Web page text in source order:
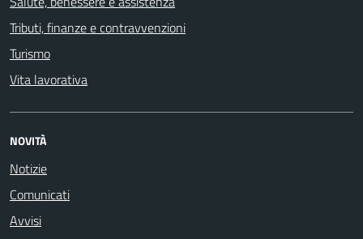
Tributi, finanze e contravvenzioni
Turismo
Vita lavorativa
NOVITÀ
Notizie
Comunicati
Avvisi